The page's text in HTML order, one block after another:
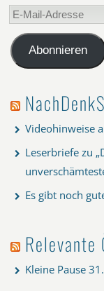
E-
Mail-
AdresseAbonnieren
Videohinweise
Leserbriefe zu
Es gibt noch
Relevante
Kleine Pause